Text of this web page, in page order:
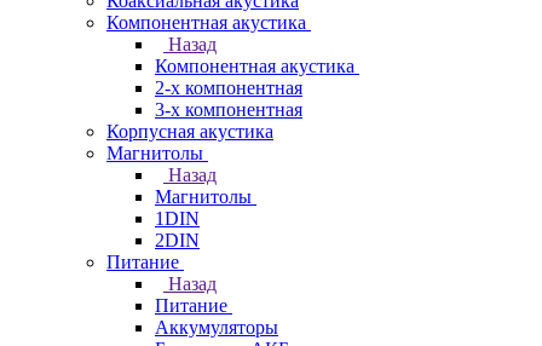
Компонентная акустика
Назад
Компонентная акустика
2-х компонентная
3-х компонентная
Корпусная акустика
Магнитолы
Назад
Магнитолы
1DIN
2DIN
Питание
Назад
Питание
Аккумуляторы